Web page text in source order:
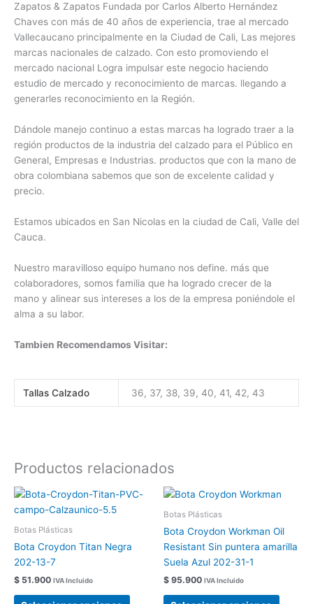
Zapatos & Zapatos Fundada por Carlos Alberto Hernández
Chaves con más de 40 años de experiencia, trae al mercado
Vallecaucano principalmente en la Ciudad de Cali, Las mejores
marcas nacionales de calzado. Con esto promoviendo el
mercado nacional Logra impulsar este negocio haciendo
estudio de mercado y reconocimiento de marcas. llegando a
generarles reconocimiento en la Región.
Dándole manejo continuo a estas marcas ha logrado traer a la
región productos de la industria del calzado para el Público en
General, Empresas e Industrias. productos que con la mano de
obra colombiana sabemos que son de excelente calidad y
precio.
Estamos ubicados en San Nicolas en la ciudad de Cali, Valle del
Cauca.
Nuestro maravilloso equipo humano nos define. más que
colaboradores, somos familia que ha logrado crecer de la
mano y alinear sus intereses a los de la empresa poniéndole el
alma a su labor.
Tambien Recomendamos Visitar:
Tallas Calzado 36, 37, 38, 39, 40, 41, 42, 43
Productos relacionados
Botas Plásticas
Bota Croydon Titan Negra
202-13-7
$ 51.900 IVA Incluido
Este
producto
variantes.
opciones
Botas Plásticas
Bota Croydon Workman Oil
Resistant Sin puntera amarilla
Suela Azul 202-31-1
$ 95.900 IVA Incluido
Este